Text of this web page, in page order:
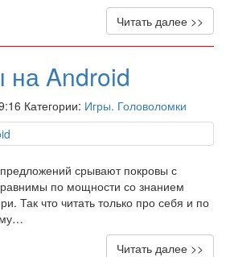
Читать далее >>
на Android
Категории: Игры. Головоломки
срывают покровы с
по мощности со знанием
Так что читать только про себя и по
Читать далее >>